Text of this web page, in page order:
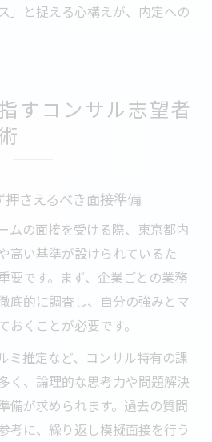
」と捉える心構えが、内定への
すコンサル志望者
さえるべき面接準備
ムの面接を受ける際、東京都内
高い基準が設けられているた
要です。まず、企業ごとの業務
底的に調査し、自分の強みとマ
おくことが必要です。
ミ推定など、コンサル特有の課
く、論理的な思考力や問題解決
備が求められます。過去の質問
考に、繰り返し模擬面接を行う